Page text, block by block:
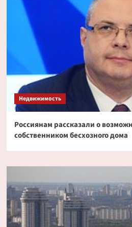
Недвижимость
Россиянам рассказали о
собственником бесхозного дома